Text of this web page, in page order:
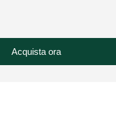
Acquista ora